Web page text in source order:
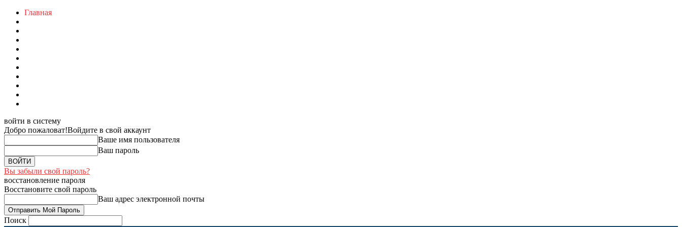
Главная
войти в систему
Добро пожаловат!Войдите в свой аккаунт
Ваше имя пользователя
Ваш пароль
Вы забыли свой пароль?
восстановление пароля
Восстановите свой пароль
Ваш адрес электронной почты
Поиск